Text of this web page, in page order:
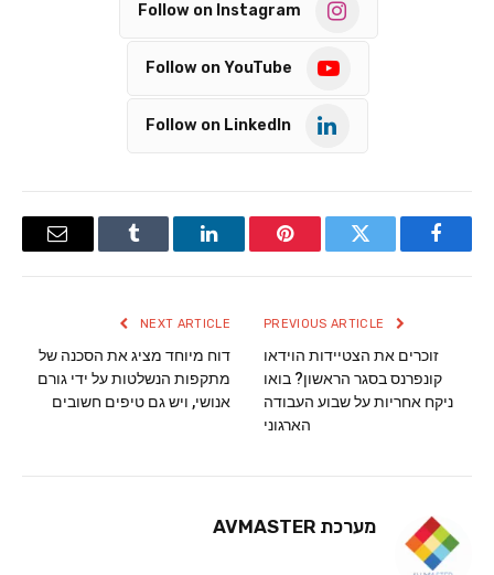
Follow on Instagram
Follow on YouTube
Follow on LinkedIn
Facebook
Twitter
Pinterest
LinkedIn
Tumblr
Email
זוכרים את הצטיידות הוידאו
קונפרנס בסגר הראשון? בואו
ניקח אחריות על שבוע העבודה
הארגוני
NEXT ARTICLE
דוח מיוחד מציג את הסכנה של
מתקפות הנשלטות על ידי גורם
אנושי, ויש גם טיפים חשובים
מערכת AVMASTER